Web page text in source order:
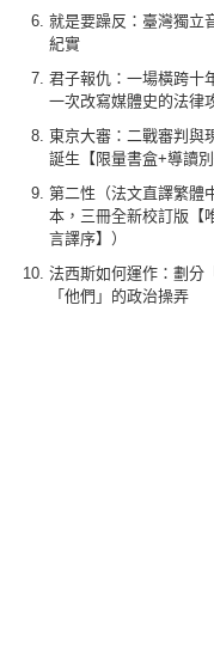
就是要躁反：臺灣獨立
紀實
君子報仇：一場橫跨十
一次改寫媒體史的法律
東京大審：二戰審判與
誕生【限量書盒+導讀別
第二性（法文直譯繁體
本，三冊全新校訂版【
言譯序】）
法西斯如何運作：劃分
「他們」的政治操弄